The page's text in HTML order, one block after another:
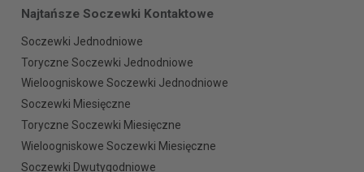
Najtańsze Soczewki Kontaktowe
Soczewki Jednodniowe
Toryczne Soczewki Jednodniowe
Wieloogniskowe Soczewki Jednodniowe
Soczewki Miesięczne
Toryczne Soczewki Miesięczne
Wieloogniskowe Soczewki Miesięczne
Soczewki Dwutygodniowe